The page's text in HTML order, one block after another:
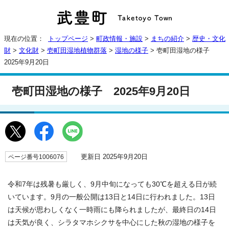
現在の位置： トップページ > 町政情報・施設 > まちの紹介 > 歴史・文化
財 > 文化財 > 壱町田湿地植物群落 > 湿地の様子 > 壱町田湿地の様子
2025年9月20日
壱町田湿地の様子 2025年9月20日
ページ番号1006076 更新日 2025年9月20日
令和7年は残暑も厳しく、9月中旬になっても30℃を超える日が続
いています。9月の一般公開は13日と14日に行われました。13日
は天候が思わしくなく一時雨にも降られましたが、最終日の14日
は天気が良く、シラタマホシクサを中心にした秋の湿地の様子を